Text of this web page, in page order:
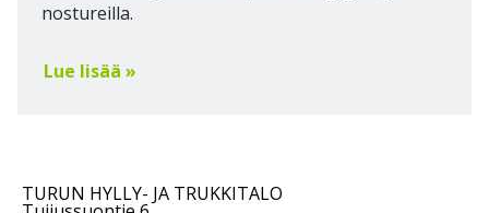
nostureilla.
Lue lisää »
TURUN HYLLY- JA TRUKKITALO